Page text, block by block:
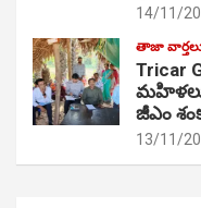
14/11/
తాజా
Tricar
జీఎం
13/11/